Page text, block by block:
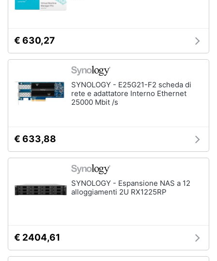
€ 630,27
SYNOLOGY - E25G21-F2 scheda di
rete e adattatore Interno Ethernet
25000 Mbit /s
€ 633,88
SYNOLOGY - Espansione NAS a 12
alloggiamenti 2U RX1225RP
€ 2404,61